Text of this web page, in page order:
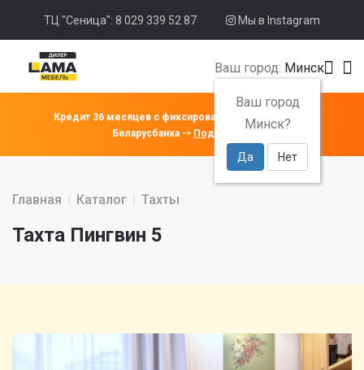
ТЦ "Сеница": 8 029 339 52 87 Мы в Instagram
Ваш город: Минск
Ваш город
Минск?
Да Нет
Кредит 36 месяцев с фиксированной ставкой 4% от
Беларусбанка
Подробнее
Главная Каталог Тахты
Тахта Пингвин 5